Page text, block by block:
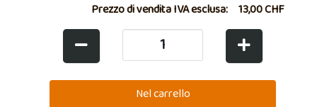
Prezzo di vendita IVA esclusa: 13,00 CHF